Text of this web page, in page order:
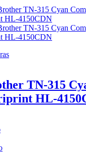
TN-315
HL-